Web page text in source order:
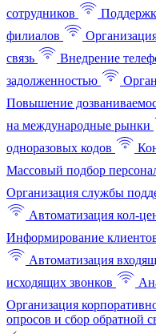
сотрудников
филиалов
связь
Внедрение
задолженностью
Повышение
на международные рынки
одноразовых кодов
Массовый подбор
Организация службы
Автоматизация кол-
Информирование
Автоматизация
исходящих звонков
Организация
опросов и сбор обратной